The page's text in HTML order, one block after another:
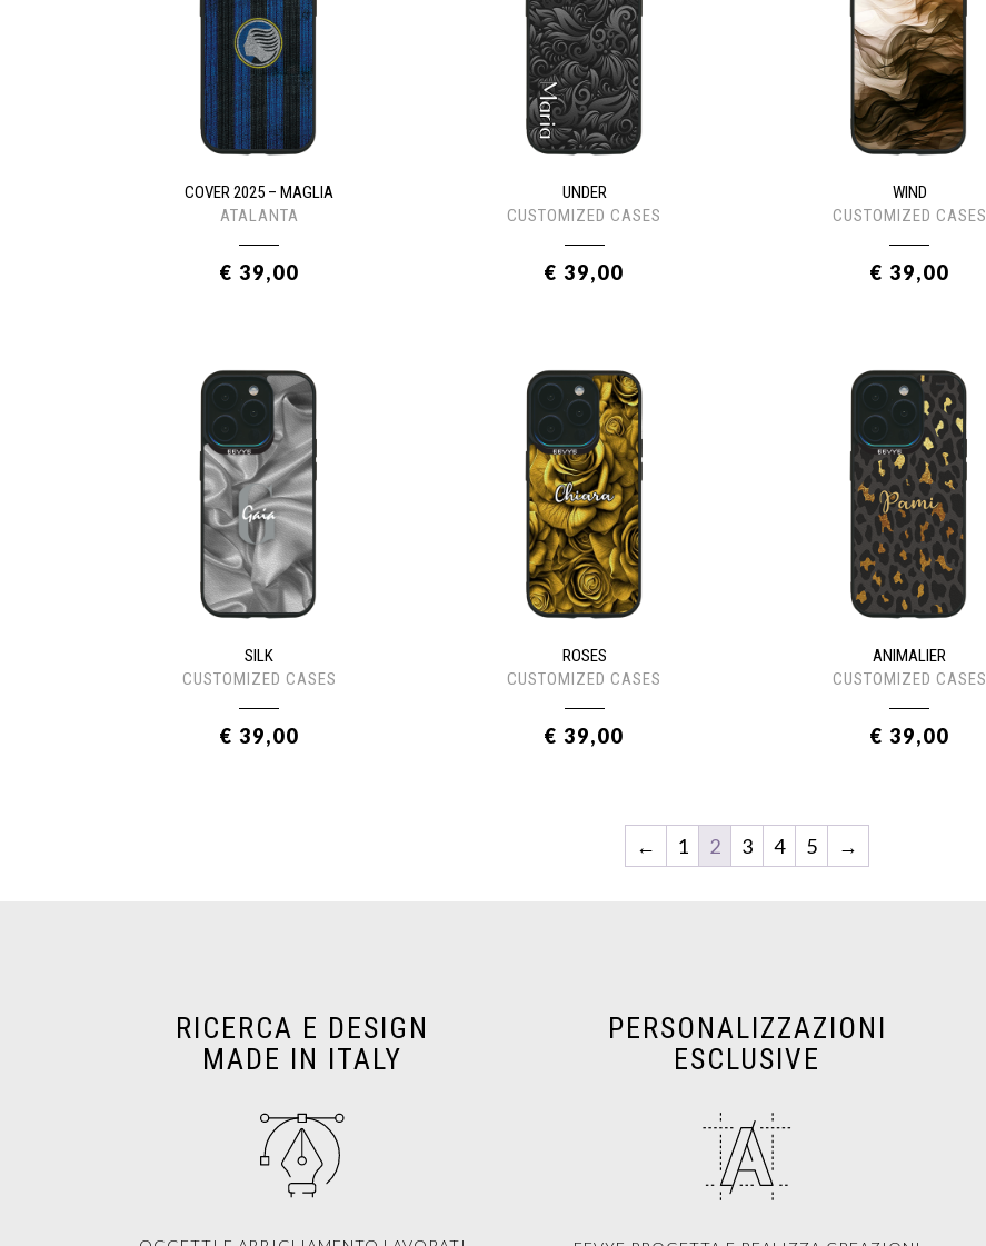
COVER 2025 – MAGLIA
ATALANTA
€ 39,00
UNDER
CUSTOMIZED CASES
€ 39,00
WIND
CUSTOMIZED CASES
€ 39,00
SILK
CUSTOMIZED CASES
€ 39,00
ROSES
CUSTOMIZED CASES
€ 39,00
ANIMALIER
CUSTOMIZED CASES
€ 39,00
← 1 2 3 4 5 →
RICERCA E DESIGN
MADE IN ITALY
PERSONALIZZAZIONI
ESCLUSIVE